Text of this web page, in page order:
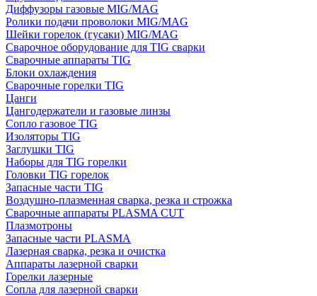
Диффузоры газовые MIG/MAG
Ролики подачи проволоки MIG/MAG
Шейки горелок (гусаки) MIG/MAG
Сварочное оборудование для TIG сварки
Сварочные аппараты TIG
Блоки охлаждения
Сварочные горелки TIG
Цанги
Цангодержатели и газовые линзы
Сопло газовое TIG
Изоляторы TIG
Заглушки TIG
Наборы для TIG горелки
Головки TIG горелок
Запасные части TIG
Воздушно-плазменная сварка, резка и строжка
Сварочные аппараты PLASMA CUT
Плазмотроны
Запасные части PLASMA
Лазерная сварка, резка и очистка
Аппараты лазерной сварки
Горелки лазерные
Сопла для лазерной сварки